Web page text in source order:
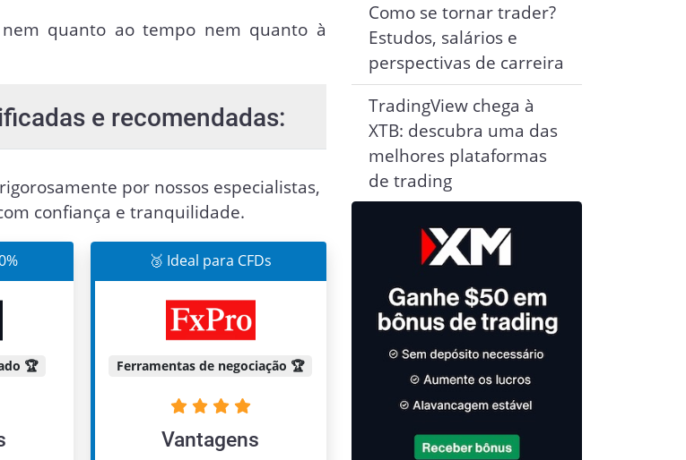
quanto ao tempo nem quanto à
e recomendadas:
por nossos especialistas,
confiança e tranquilidade.
🏆
🥉 Ideal para CFDs
Ferramentas de negociação 🏆
Vantagens
Como se tornar trader?
Estudos, salários e
perspectivas de carreira
TradingView chega à
XTB: descubra uma das
melhores plataformas
de trading